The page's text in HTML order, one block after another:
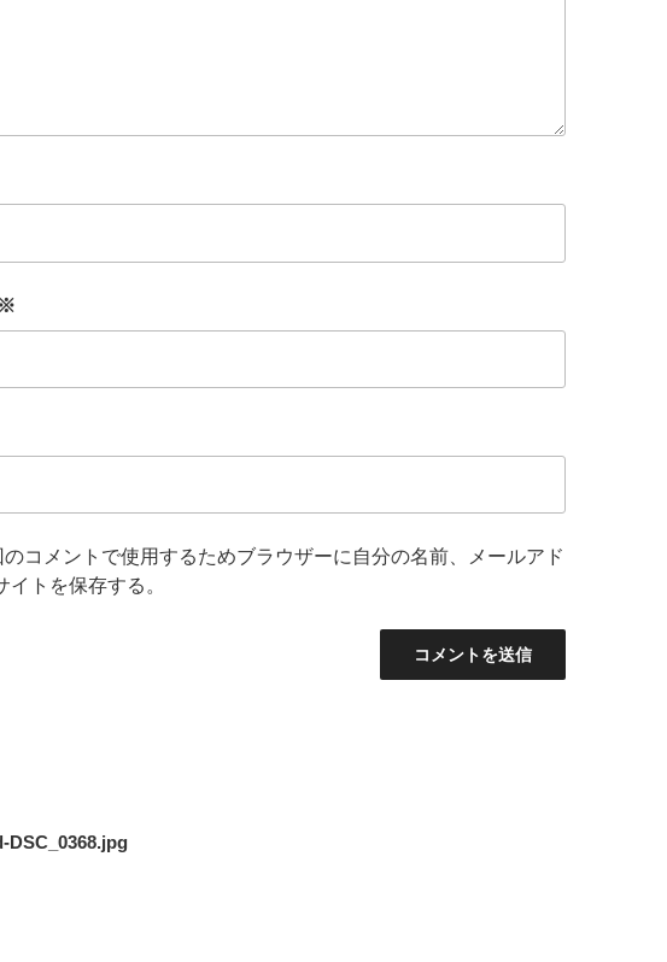
※
のコメントで使用するためブラウザーに自分の名前、メールアド
イトを保存する。
DSC_0368.jpg